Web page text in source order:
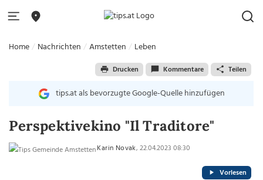
Home Nachrichten Amstetten Leben
Drucken Kommentare Teilen
tips.at als bevorzugte Google-Quelle hinzufügen
Perspektivekino "Il Traditore"
Karin Novak, 22.04.2023 08:30
Vorlesen